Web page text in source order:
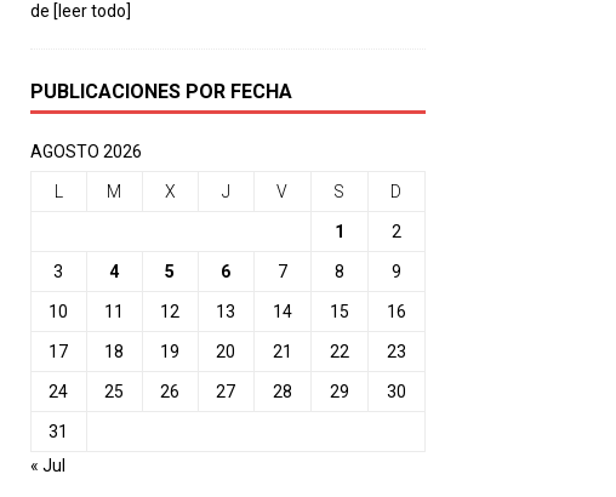
de [leer todo]
PUBLICACIONES POR FECHA
AGOSTO 2026
M X J V S D
1 2
3 4 5 6 7 8 9
10 11 12 13 14 15 16
17 18 19 20 21 22 23
24 25 26 27 28 29 30
31
« Jul